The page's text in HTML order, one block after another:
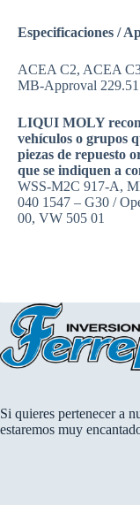
Especificaciones /
ACEA C2, ACEA
MB-Approval 229.51
LIQUI MOLY
vehículos o grupos
piezas de repuesto
que se indiquen a
WSS-M2C 917-A,
040 1547 – G30 /
00, VW 505 01
Si quieres pertenecer a
estaremos muy